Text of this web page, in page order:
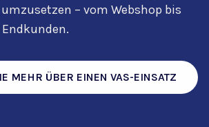
– vom Webshop bis
MEHR ÜBER EINEN VAS-EINSATZ